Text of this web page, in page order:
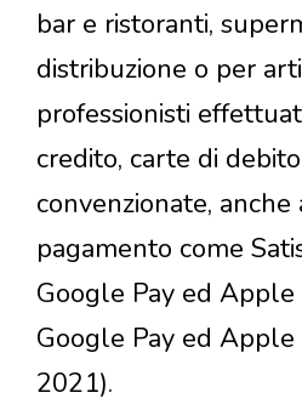
bar e ristoranti,
distribuzione o per
professionisti
credito, carte di
convenzionate,
pagamento come
Google Pay ed Apple
Google Pay ed Apple
2021).